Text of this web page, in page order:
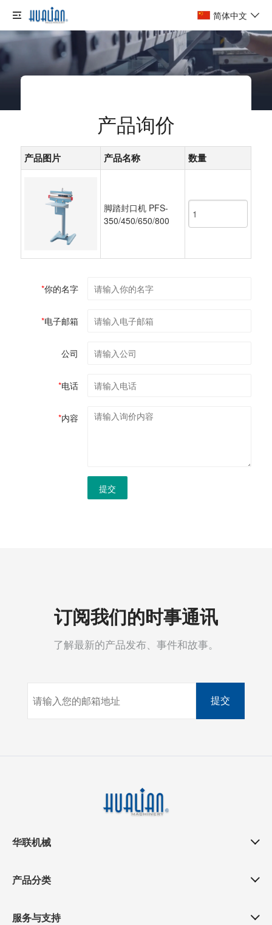
简体中文
首页 / 产品询价
产品询价
产品图片 产品名称 数量
脚踏封口机 PFS-
350/450/650/800
*你的名字
*电子邮箱
公司
*电话
*内容
提交
订阅我们的时事通讯
了解最新的产品发布、事件和故事。
提交
华联机械
产品分类
服务与支持